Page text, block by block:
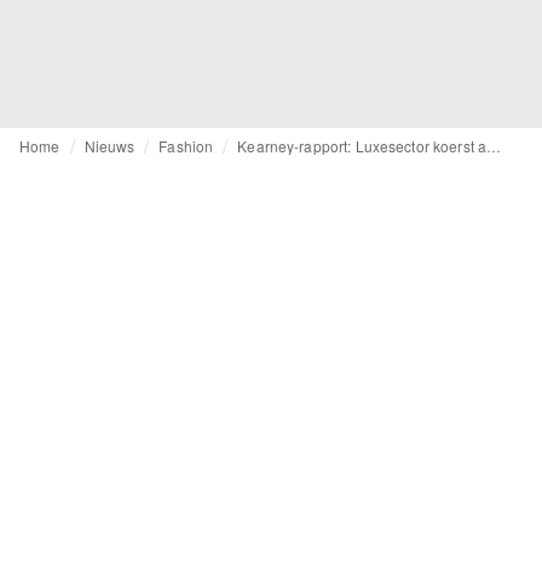
Home Nieuws Fashion